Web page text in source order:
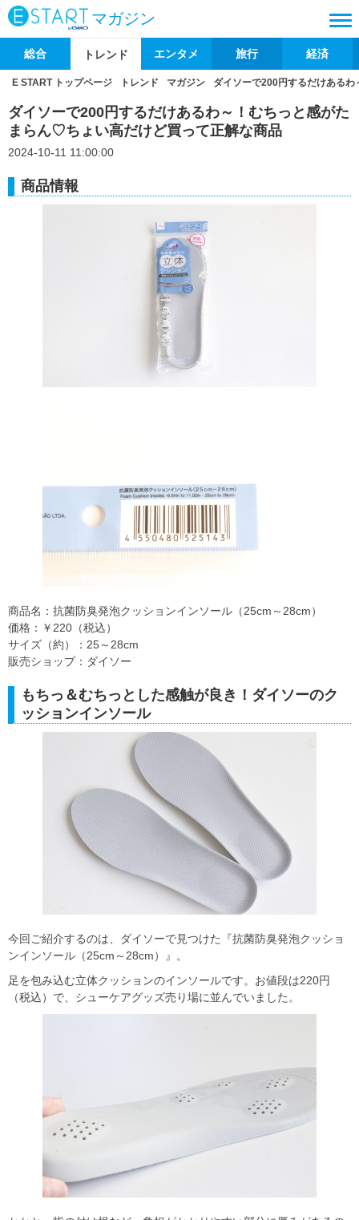
マガジン
総合 トレンド エンタメ 旅行 経済
E START トップページ トレンド マガジン ダイソーで200円するだけある
ダイソーで200円するだけあるわ～！むちっと感がた
まらん♡ちょい高だけど買って正解な商品
2024-10-11 11:00:00
商品情報
商品名：抗菌防臭発泡クッションインソール（25cm～28cm）
価格：￥220（税込）
サイズ（約）：25～28cm
販売ショップ：ダイソー
もちっ＆むちっとした感触が良き！ダイソーのク
ッションインソール
今回ご紹介するのは、ダイソーで見つけた『抗菌防臭発泡クッショ
ンインソール（25cm～28cm）』。
足を包み込む立体クッションのインソールです。お値段は220円
（税込）で、シューケアグッズ売り場に並んでいました。